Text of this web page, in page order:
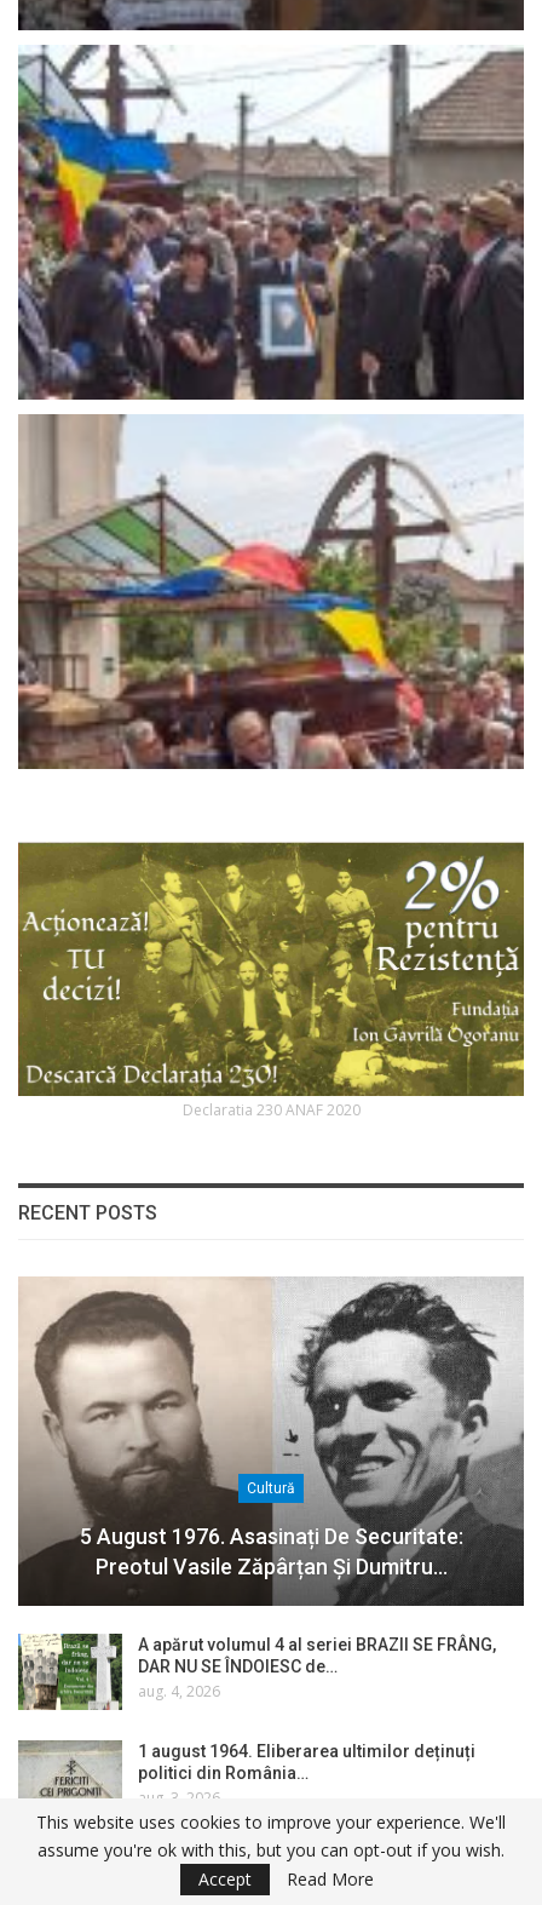
Declaratia 230 ANAF 2020
RECENT POSTS
Cultură
5 August 1976. Asasinați De Securitate:
Preotul Vasile Zăpârțan Și Dumitru…
A apărut volumul 4 al seriei BRAZII SE FRÂNG,
DAR NU SE ÎNDOIESC de…
aug. 4, 2026
1 august 1964. Eliberarea ultimilor deținuți
politici din România…
aug. 3, 2026
La Sâmbăta de Sus, luptătorii în Rezistența
anticomunistă din Făgăraș…
This website uses cookies to improve your experience. We'll
assume you're ok with this, but you can opt-out if you wish.
Accept
Read More